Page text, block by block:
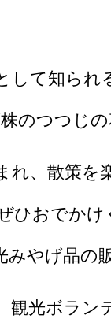
して知られ
のつつじ
れ、散策を
ひおでかけ
みやげ品の
観光ボラン